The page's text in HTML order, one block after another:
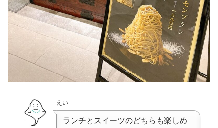
えい
ランチとスイーツのどちらも楽しめ